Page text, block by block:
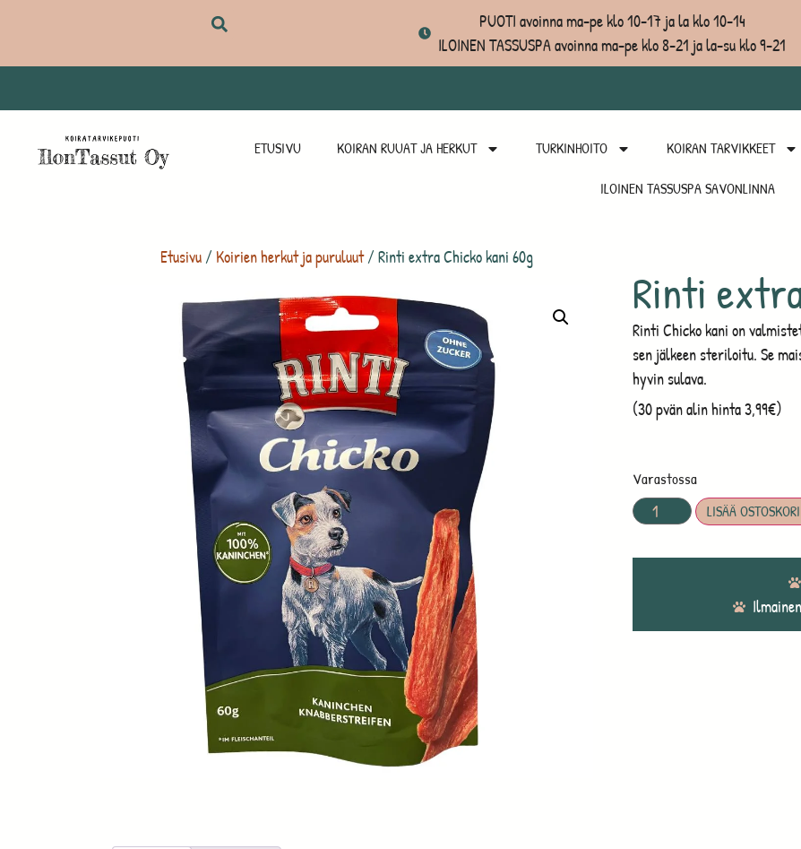
PUOTI avoinna ma-pe klo 10-17 ja la klo 10-14
ILOINEN TASSUSPA avoinna ma-pe klo 8-21 ja la-su klo 9-21
ETUSIVU KOIRAN RUUAT JA HERKUT TURKINHOITO KOIRAN TARVIKKEET
ILOINEN TASSUSPA SAVONLINNA
Etusivu/Koirien herkut ja puruluut/ Rinti extra Chicko kani 60g
Rinti
Rinti Chicko kani on
sen jälkeen steriloitu. Se
hyvin sulava.
(30 pvän alin hinta 3,99€)
Varastossa
LISÄÄ